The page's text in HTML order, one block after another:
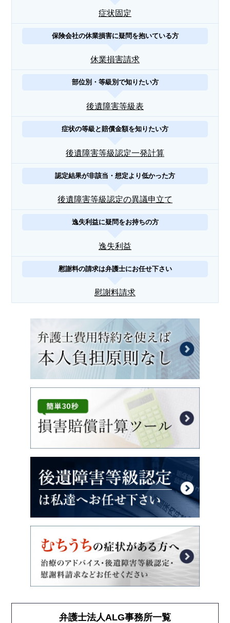
症状固定
保険会社の休業損害に疑問を抱いている方
休業損害請求
部位別・等級別で知りたい方
後遺障害等級表
症状の等級と賠償金額を知りたい方
後遺障害等級認定一発計算
認定結果が非該当・想定より低かった方
後遺障害等級認定の異議申立て
逸失利益に疑問をお持ちの方
逸失利益
慰謝料の請求は弁護士にお任せ下さい
慰謝料請求
弁護士法人ALG事務所一覧